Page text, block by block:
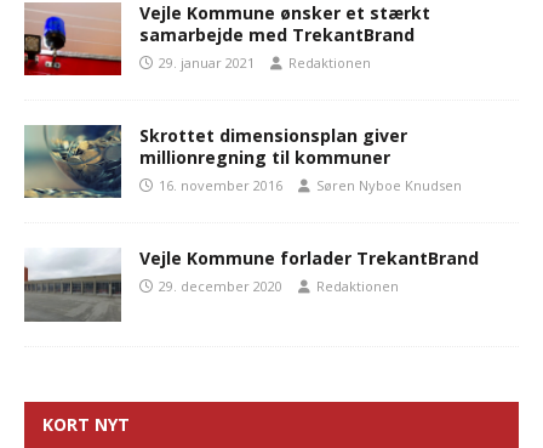
Vejle Kommune ønsker et stærkt
samarbejde med TrekantBrand
29. januar 2021 Redaktionen
Skrottet dimensionsplan giver
millionregning til kommuner
16. november 2016 Søren Nyboe Knudsen
Vejle Kommune forlader TrekantBrand
29. december 2020 Redaktionen
KORT NYT